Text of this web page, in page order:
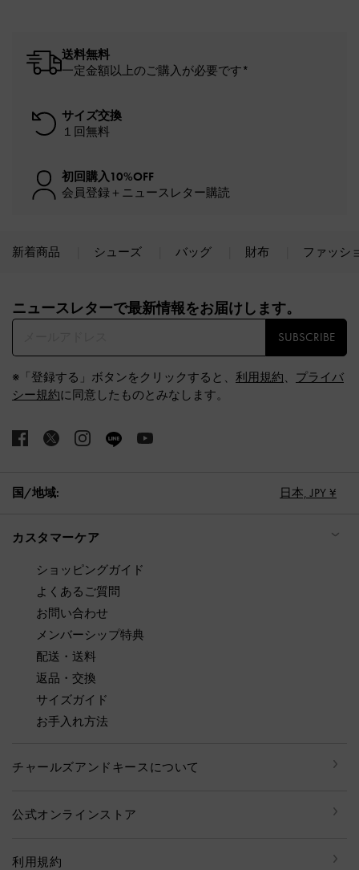
送料無料
一定金額以上のご購入が必要です*
サイズ交換
１回無料
初回購入10%OFF
会員登録＋ニュースレター購読
新着商品 シューズ バッグ 財布 ファッシ
ニュースレターで最新情報をお届けします。​
SUBSCRIBE
※「登録する」ボタンをクリックすると、 利用規約、 プライバ
シー規約に同意したものとみなします。
国/地域: 日本, JPY ¥
カスタマーケア
ショッピングガイド
よくあるご質問
お問い合わせ
メンバーシップ特典
配送・送料
返品・交換
サイズガイド
お手入れ方法
チャールズアンドキースについて
公式オンラインストア
利用規約